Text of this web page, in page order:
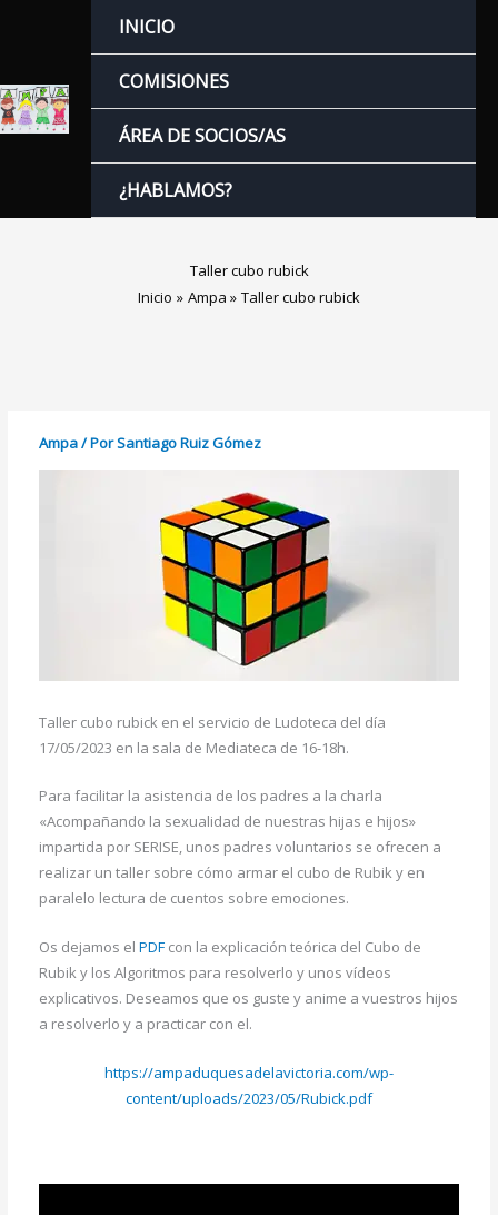
INICIO
COMISIONES
ÁREA DE SOCIOS/AS
¿HABLAMOS?
Taller cubo rubick
Inicio
Ampa Taller cubo rubick
Ampa/ PorSantiago Ruiz Gómez
Taller cubo rubick en el servicio de Ludoteca del día
17/05/2023 en la sala de Mediateca de 16-18h.
Para facilitar la asistencia de los padres a la charla
«Acompañando la sexualidad de nuestras hijas e hijos»
impartida por SERISE, unos padres voluntarios se ofrecen a
realizar un taller sobre cómo armar el cubo de Rubik y en
paralelo lectura de cuentos sobre emociones.
Os dejamos el PDFcon la explicación teórica del Cubo de
Rubik y los Algoritmos para resolverlo y unos vídeos
explicativos. Deseamos que os guste y anime a vuestros hijos
a resolverlo y a practicar con el.
https://ampaduquesadelavictoria.com/wp-
content/uploads/2023/05/Rubick.pdf